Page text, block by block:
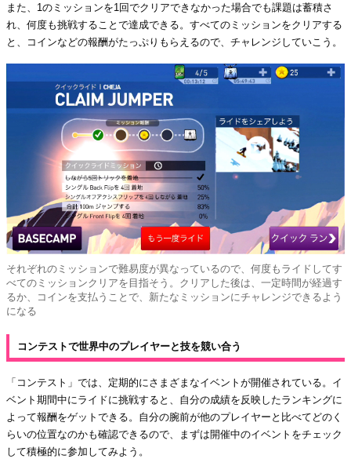
また、1のミッションを1回でクリアできなかった場合でも課題は蓄積さ
れ、何度も挑戦することで達成できる。すべてのミッションをクリアする
と、コインなどの報酬がたっぷりもらえるので、チャレンジしていこう。
それぞれのミッションで難易度が異なっているので、何度もライドしてす
べてのミッションクリアを目指そう。クリアした後は、一定時間が経過す
るか、コインを支払うことで、新たなミッションにチャレンジできるよう
になる
コンテストで世界中のプレイヤーと技を競い合う
「コンテスト」では、定期的にさまざまなイベントが開催されている。イ
ベント期間中にライドに挑戦すると、自分の成績を反映したランキングに
よって報酬をゲットできる。自分の腕前が他のプレイヤーと比べてどのく
らいの位置なのかも確認できるので、まずは開催中のイベントをチェック
して積極的に参加してみよう。